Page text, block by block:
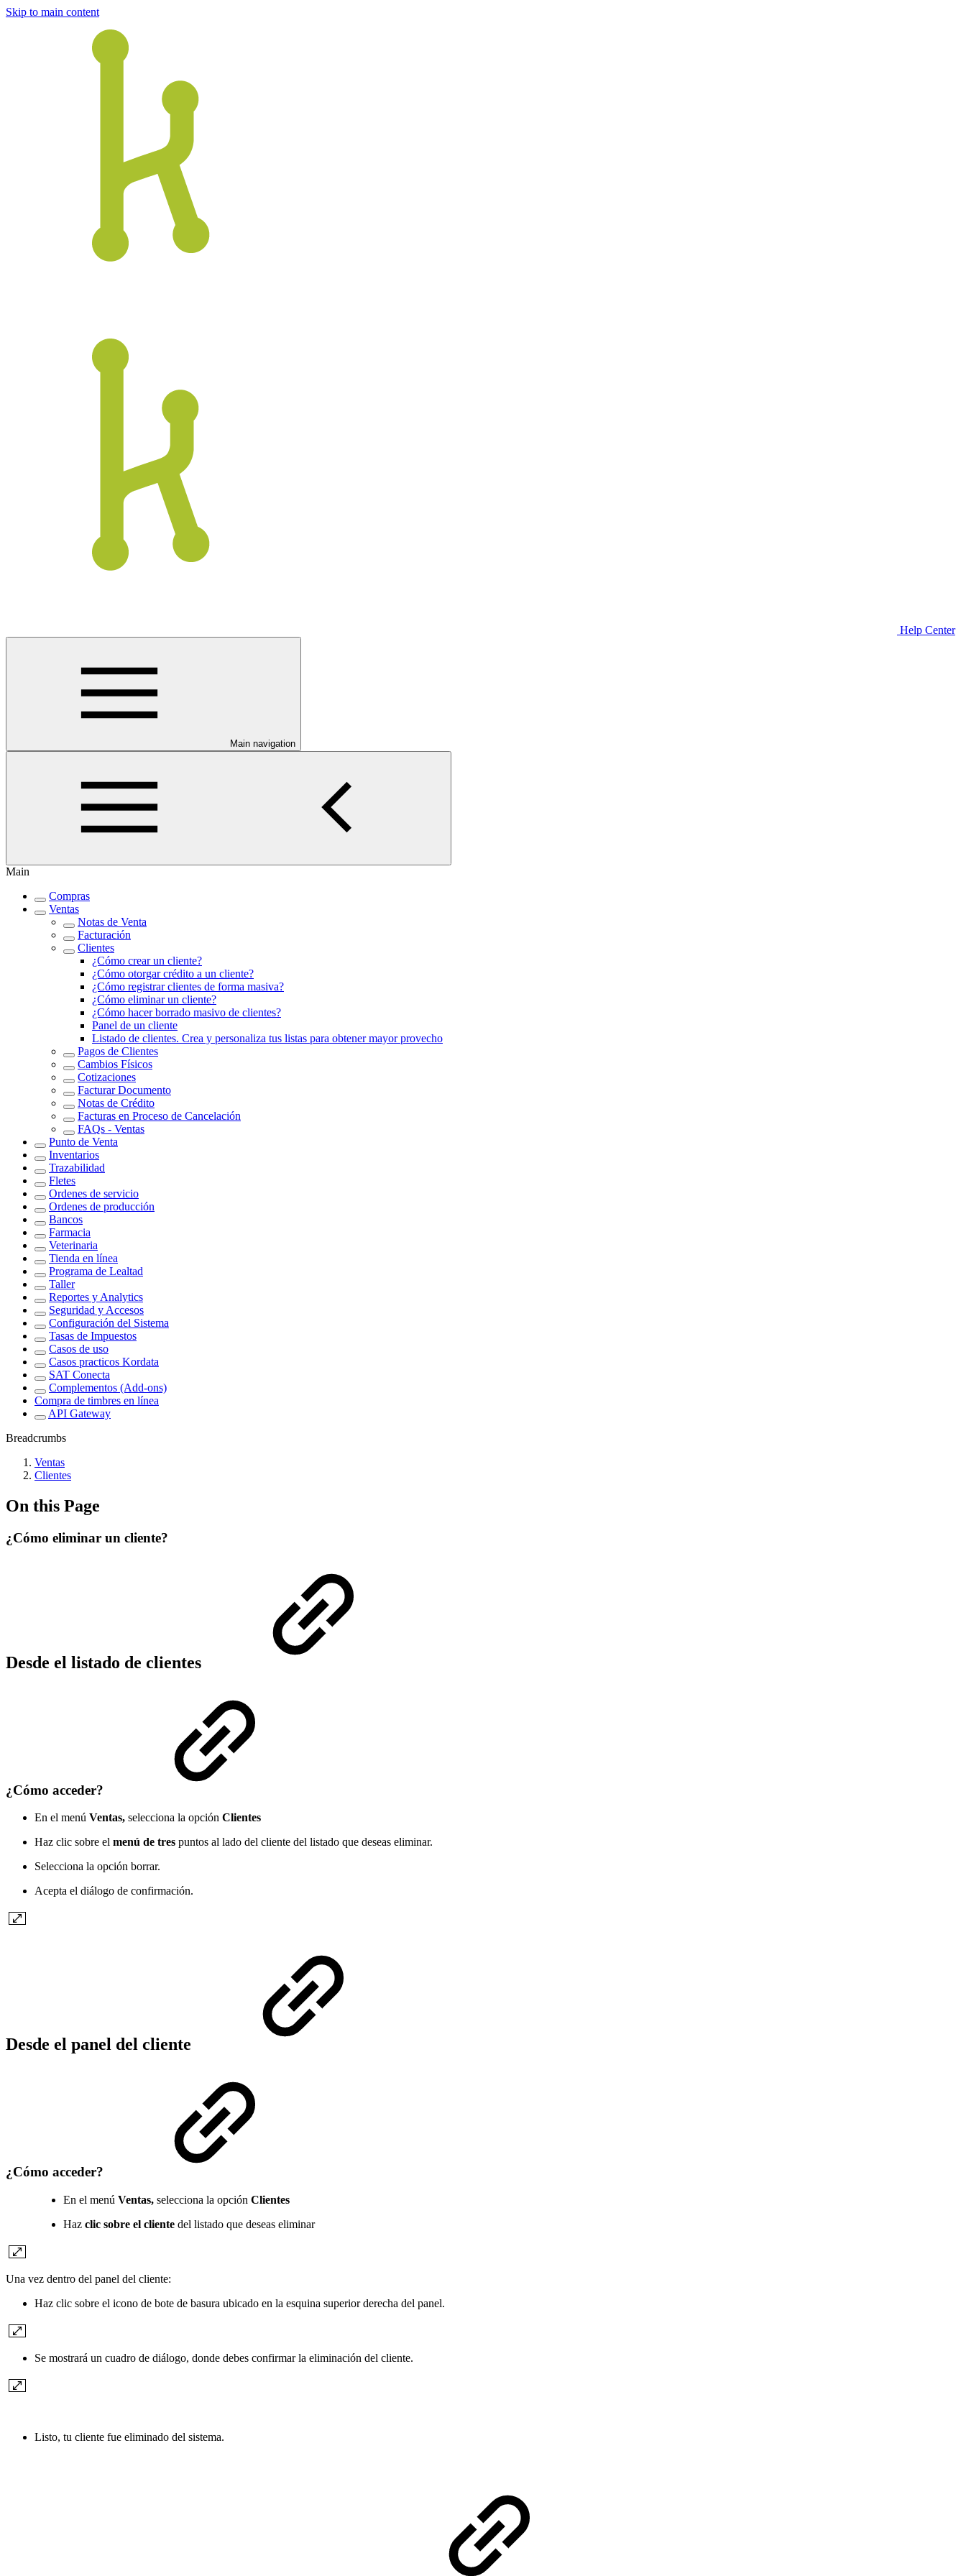
Skip to main content
Help Center
Main navigation
Main
Compras
Ventas
Notas de Venta
Facturación
Clientes
¿Cómo crear un cliente?
¿Cómo otorgar crédito a un cliente?
¿Cómo registrar clientes de forma masiva?
¿Cómo eliminar un cliente?
¿Cómo hacer borrado masivo de clientes?
Panel de un cliente
Listado de clientes. Crea y personaliza tus listas para obtener mayor provecho
Pagos de Clientes
Cambios Físicos
Cotizaciones
Facturar Documento
Notas de Crédito
Facturas en Proceso de Cancelación
FAQs - Ventas
Punto de Venta
Inventarios
Trazabilidad
Fletes
Ordenes de servicio
Ordenes de producción
Bancos
Farmacia
Veterinaria
Tienda en línea
Programa de Lealtad
Taller
Reportes y Analytics
Seguridad y Accesos
Configuración del Sistema
Tasas de Impuestos
Casos de uso
Casos practicos Kordata
SAT Conecta
Complementos (Add-ons)
Compra de timbres en línea
API Gateway
Breadcrumbs
Ventas
Clientes
On this Page
¿Cómo eliminar un cliente?
Desde el listado de clientes
¿Cómo acceder?
En el menú Ventas, selecciona la opción Clientes
Haz clic sobre el menú de tres puntos al lado del cliente del listado que deseas eliminar.
Selecciona la opción borrar.
Acepta el diálogo de confirmación.
Desde el panel del cliente
¿Cómo acceder?
En el menú Ventas, selecciona la opción Clientes
Haz clic sobre el cliente del listado que deseas eliminar
Una vez dentro del panel del cliente:
Haz clic sobre el icono de bote de basura ubicado en la esquina superior derecha del panel.
Se mostrará un cuadro de diálogo, donde debes confirmar la eliminación del cliente.
Listo, tu cliente fue eliminado del sistema.